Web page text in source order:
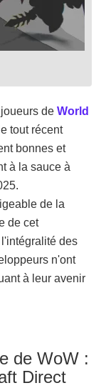
de World
tout récent
bonnes et
à la sauce à
de la
de cet
des
n'ont
à leur avenir
de WoW :
Direct